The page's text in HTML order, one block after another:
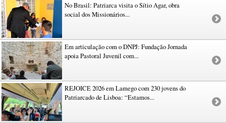
No Brasil: Patriarca visita o Sítio Agar, obra
social dos Missionários...
Em articulação com o DNPJ: Fundação Jornada
apoia Pastoral Juvenil com...
REJOICE 2026 em Lamego com 230 jovens do
Patriarcado de Lisboa: “Estamos...